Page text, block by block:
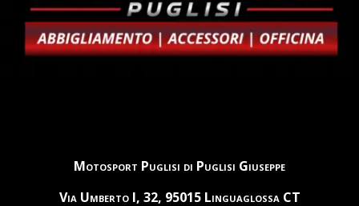
Motosport Puglisi di Puglisi Giuseppe
Via Umberto I, 32, 95015 Linguaglossa CT